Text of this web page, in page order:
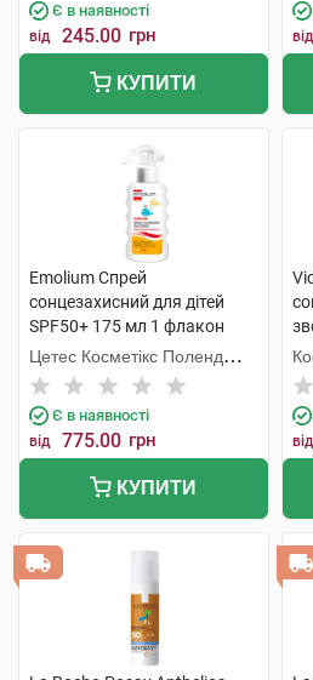
Є в наявності
від 245.00 грн
КУПИТИ
від
Emolium Спрей
сонцезахисний для дітей
SPF50+ 175 мл 1 флакон
Цетес Косметікс Поленд
Сп.з о.о.
Є в наявності
від 775.00 грн
КУПИТИ
від